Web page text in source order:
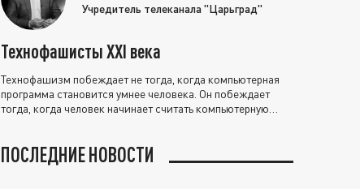
Учредитель телеканала "Царьград"
Технофашисты XXI века
Технофашизм побеждает не тогда, когда компьютерная
программа становится умнее человека. Он побеждает
тогда, когда человек начинает считать компьютерную
ПОСЛЕДНИЕ НОВОСТИ